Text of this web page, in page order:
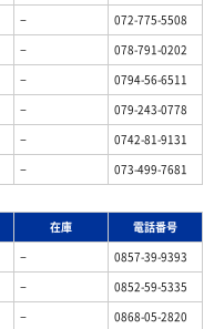
−
072-775-5508
−
078-791-0202
−
0794-56-6511
−
079-243-0778
−
0742-81-9131
− 073-499-7681
在庫
電話番号
−
0857-39-9393
−
0852-59-5335
−
0868-05-2820